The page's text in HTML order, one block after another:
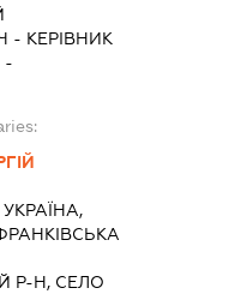
- КЕРІВНИК
-
УКРАЇНА,
Р-Н, СЕЛО